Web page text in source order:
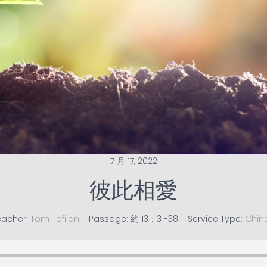
7 月 17, 2022
彼此相愛
Tom Tofilon Passage: 約 13：31-38 Service Type: